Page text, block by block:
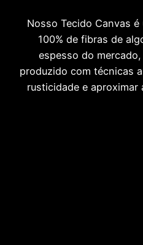
Nosso Tecido Canvas
100% de fibras de
espesso do
produzido com técnicas
rusticidade e aproximar